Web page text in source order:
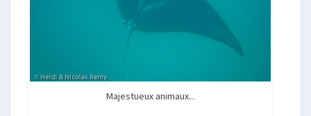
Majestueux animaux...